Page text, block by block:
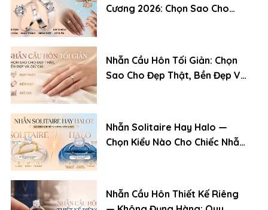
Cương 2026: Chọn Sao Cho
Nhẫn Cầu Hôn Tối Giản: Chọn
Sao Cho Đẹp Thật, Bền Đẹp Và
Nhẫn Solitaire Hay Halo —
Chọn Kiểu Nào Cho Chiếc Nhẫn
Nhẫn Cầu Hôn Thiết Kế Riêng